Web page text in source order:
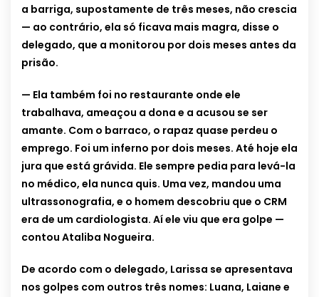
a barriga, supostamente de três meses, não crescia
— ao contrário, ela só ficava mais magra, disse o
delegado, que a monitorou por dois meses antes da
prisão.
— Ela também foi no restaurante onde ele
trabalhava, ameaçou a dona e a acusou se ser
amante. Com o barraco, o rapaz quase perdeu o
emprego. Foi um inferno por dois meses. Até hoje ela
jura que está grávida. Ele sempre pedia para levá-la
no médico, ela nunca quis. Uma vez, mandou uma
ultrassonografia, e o homem descobriu que o CRM
era de um cardiologista. Aí ele viu que era golpe —
contou Ataliba Nogueira.
De acordo com o delegado, Larissa se apresentava
nos golpes com outros três nomes: Luana, Laiane e